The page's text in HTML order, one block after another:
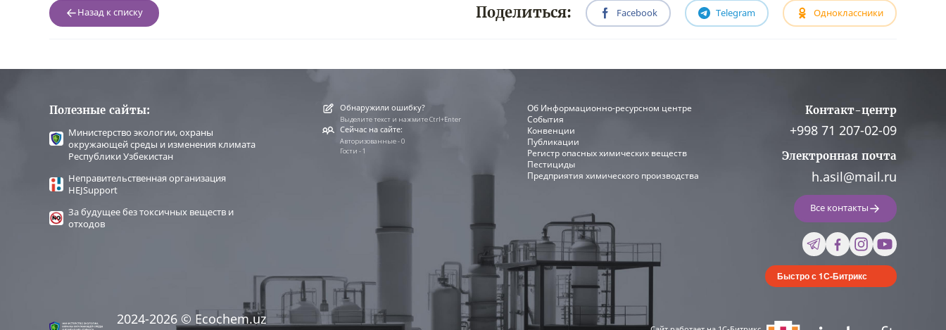
Назад к списку Поделиться: Facebook Telegram Одноклассники
Полезные сайты:
Министерство экологии, охраны
окружающей среды и изменения климата
Республики Узбекистан
Неправительственная организация
HEJSupport
За будущее без токсичных веществ и
отходов
Обнаружили ошибку?
Выделите текст и нажмите Ctrl+Enter
Сейчас на сайте:
Авторизованные - 0
Гости - 1
Об Информационно-ресурсном центре
События
Конвенции
Публикации
Регистр опасных химических веществ
Пестициды
Предприятия химического производства
Контакт-центр
+998 71 207-02-09
Электронная почта
h.asil@mail.ru
Все контакты
Быстро с 1С-Битрикс
2024-2026 © Ecochem.uz